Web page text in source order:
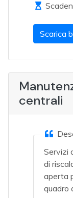
Scarica
centrali
Servizi
di
aperta
quadro